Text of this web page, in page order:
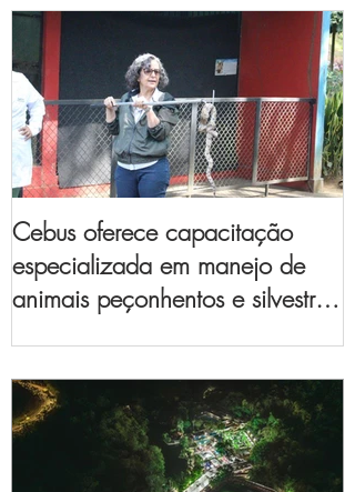
Cebus oferece capacitação
especializada em manejo de
animais peçonhentos e silvestres